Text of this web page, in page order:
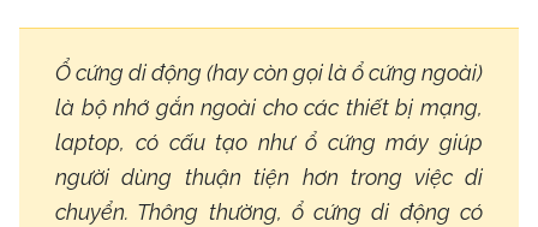
Ổ cứng di động (hay còn gọi là ổ cứng ngoài)
là bộ nhớ gắn ngoài cho các thiết bị mạng,
laptop, có cấu tạo như ổ cứng máy giúp
người dùng thuận tiện hơn trong việc di
chuyển. Thông thường, ổ cứng di động có